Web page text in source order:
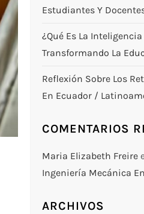
Estudiantes Y
¿Qué Es La
Transformando La
Reflexión Sobre Los
En Ecuador /
COMENTARIOS
Maria Elizabeth Freire
Ingeniería Mecánica
ARCHIVOS